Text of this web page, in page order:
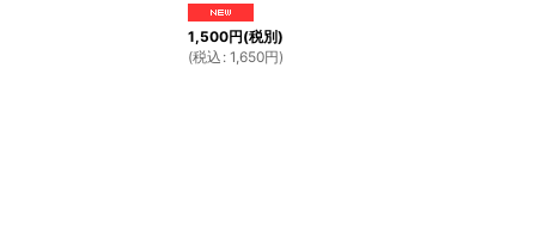
1,500円(税別)
(税込 : 1,650円)